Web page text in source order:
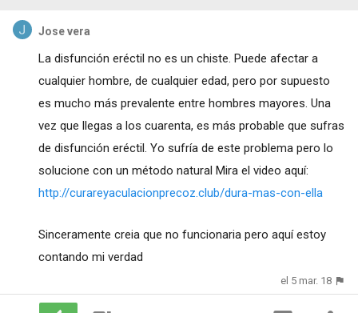
Jose vera
La disfunción eréctil no es un chiste. Puede afectar a
cualquier hombre, de cualquier edad, pero por supuesto
es mucho más prevalente entre hombres mayores. Una
vez que llegas a los cuarenta, es más probable que sufras
de disfunción eréctil. Yo sufría de este problema pero lo
solucione con un método natural Mira el video aquí:
http://curareyaculacionprecoz.club/dura-mas-con-ella
Sinceramente creia que no funcionaria pero aquí estoy
contando mi verdad
el 5 mar. 18